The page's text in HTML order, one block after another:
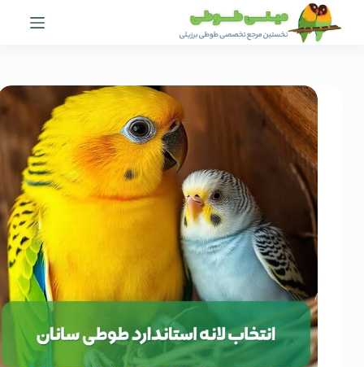
پرش